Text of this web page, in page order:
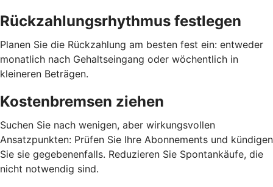
Rückzahlungsrhythmus festlegen
Planen Sie die Rückzahlung am besten fest ein: entweder
monatlich nach Gehaltseingang oder wöchentlich in
kleineren Beträgen.
Kostenbremsen ziehen
Suchen Sie nach wenigen, aber wirkungsvollen
Ansatzpunkten: Prüfen Sie Ihre Abonnements und kündigen
Sie sie gegebenenfalls. Reduzieren Sie Spontankäufe, die
nicht notwendig sind.